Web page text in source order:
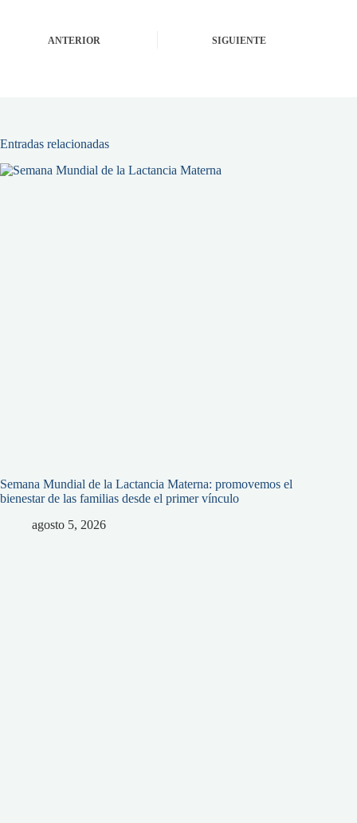
ANTERIOR SIGUIENTE
Entradas relacionadas
Semana Mundial de la Lactancia Materna: promovemos el
bienestar de las familias desde el primer vínculo
agosto 5, 2026